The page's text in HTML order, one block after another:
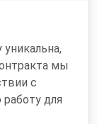
мы
с
для